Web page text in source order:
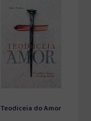
Teodiceia do Amor